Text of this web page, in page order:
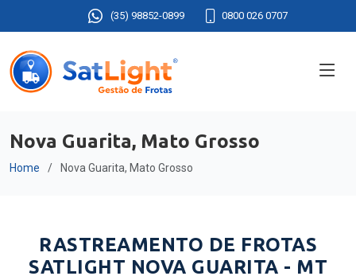
(35) 98852-0899 0800 026 0707
Nova Guarita, Mato Grosso
Home Nova Guarita, Mato Grosso
RASTREAMENTO DE FROTAS
SATLIGHT NOVA GUARITA - MT